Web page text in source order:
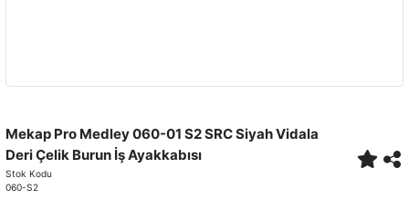
Mekap Pro Medley 060-01 S2 SRC Siyah Vidala
Deri Çelik Burun İş Ayakkabısı
Stok Kodu
060-S2